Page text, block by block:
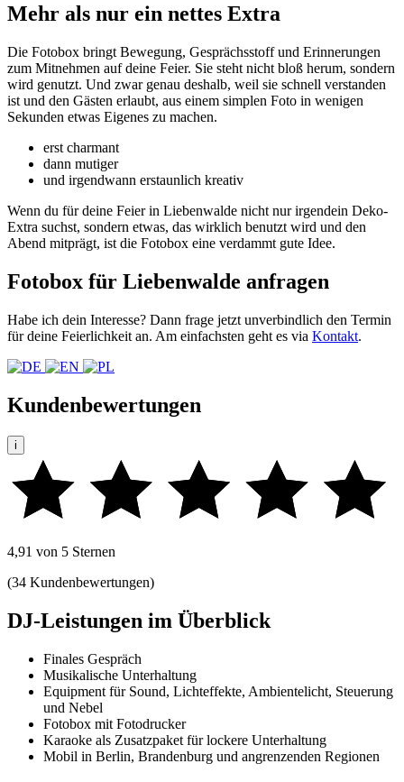
Mehr als nur ein nettes Extra
Die Fotobox bringt Bewegung, Gesprächsstoff und Erinnerungen
zum Mitnehmen auf deine Feier. Sie steht nicht bloß herum, sondern
wird genutzt. Und zwar genau deshalb, weil sie schnell verstanden
ist und den Gästen erlaubt, aus einem simplen Foto in wenigen
Sekunden etwas Eigenes zu machen.
erst charmant
dann mutiger
und irgendwann erstaunlich kreativ
Wenn du für deine Feier in Liebenwalde nicht nur irgendein Deko-
Extra suchst, sondern etwas, das wirklich benutzt wird und den
Abend mitprägt, ist die Fotobox eine verdammt gute Idee.
Fotobox für Liebenwalde anfragen
Habe ich dein Interesse? Dann frage jetzt unverbindlich den Termin
für deine Feierlichkeit an. Am einfachsten geht es via Kontakt.
Kundenbewertungen
i
4,91 von 5 Sternen
(34 Kundenbewertungen)
DJ-Leistungen im Überblick
Finales Gespräch
Musikalische Unterhaltung
Equipment für Sound, Lichteffekte, Ambientelicht, Steuerung
und Nebel
Fotobox mit Fotodrucker
Karaoke als Zusatzpaket für lockere Unterhaltung
Mobil in Berlin, Brandenburg und angrenzenden Regionen